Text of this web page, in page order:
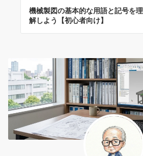
機械製図の基本的な用語と記号を理
解しよう【初心者向け】